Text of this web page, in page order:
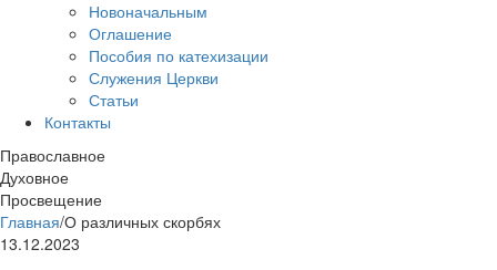
Новоначальным
Оглашение
Пособия по катехизации
Служения Церкви
Статьи
Контакты
Православное
Духовное
Просвещение
Главная/О различных скорбях
13.12.2023